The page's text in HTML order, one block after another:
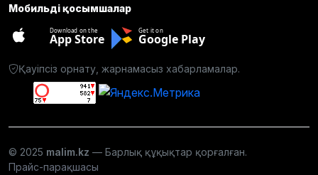
Мобильді қосымшалар
Download on the
App Store
Get it on
Google Play
Қауіпсіз орнату, жарнамасыз хабарламалар.
© 2025 malim.kz — Барлық құқықтар қорғалған.
Прайс-парақшасы